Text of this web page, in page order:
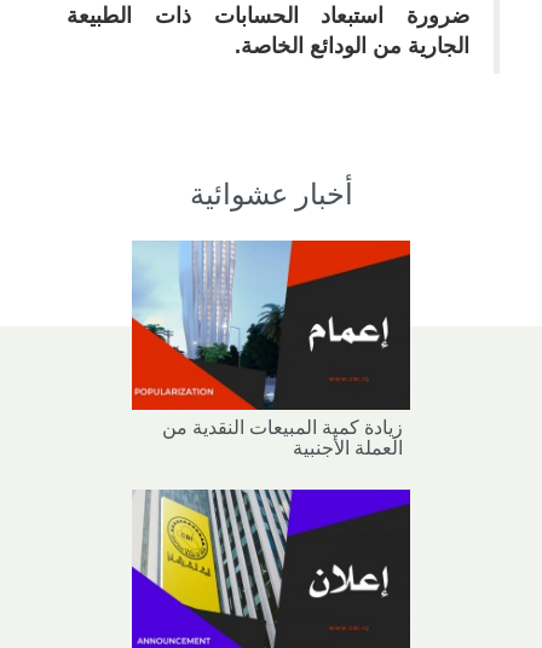
ضرورة استبعاد الحسابات ذات الطبيعة
الجارية من الودائع الخاصة.
أخبار عشوائية
زيادة كمية المبيعات النقدية من
العملة الأجنبية